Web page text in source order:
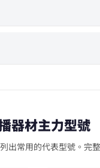
器材主力型號
出常用的代表型號。完